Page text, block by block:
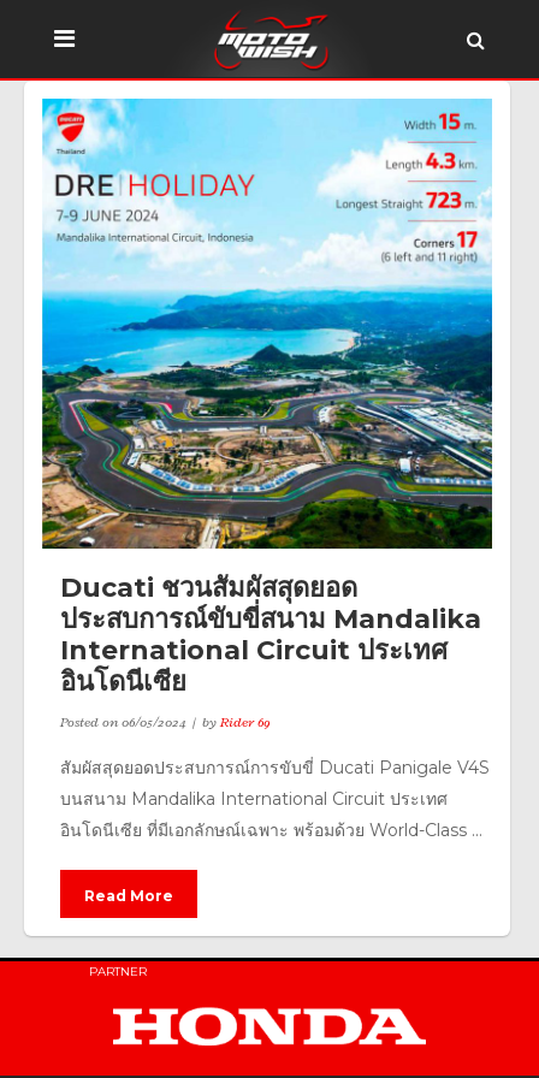
Ducati ชวนสัมผัสสุดยอด
ประสบการณ์ขับขี่สนาม Mandalika
International Circuit ประเทศ
อินโดนีเซีย
Posted on06/05/2024 byRider 69
สัมผัสสุดยอดประสบการณ์การขับขี่ Ducati Panigale V4S
บนสนาม Mandalika International Circuit ประเทศ
อินโดนีเซีย ที่มีเอกลักษณ์เฉพาะ พร้อมด้วย World-Class ...
Read More
PARTNER